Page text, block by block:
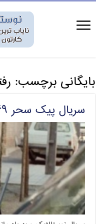
بایگانی برچسب:
سریال پیک سحر ۱۳۶۹